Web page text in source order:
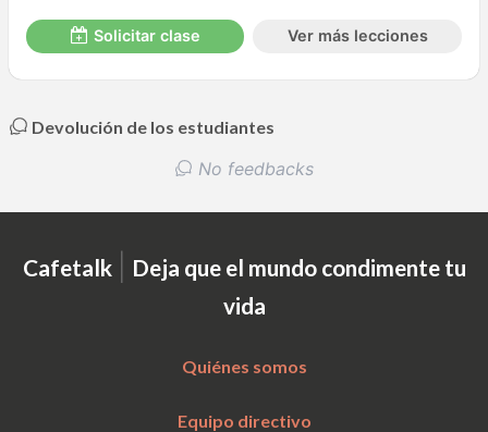
Solicitar clase Ver más lecciones
Devolución de los estudiantes
No feedbacks
Cafetalk | Deja que el mundo condimente tu
vida
Quiénes somos
Equipo directivo